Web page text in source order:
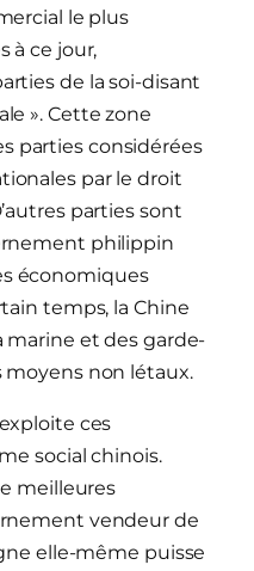
le plus
à ce jour,
de la soi-disant
». Cette zone
parties considérées
par le droit
parties sont
philippin
économiques
temps, la Chine
marine et des garde-
non létaux.
ces
social chinois.
meilleures
vendeur de
elle-même puisse